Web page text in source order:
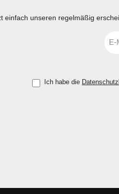
einfach unseren regelmäßig
Ich habe die